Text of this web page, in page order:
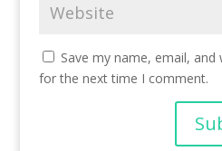
Save my name, email,
for the next time I comment.